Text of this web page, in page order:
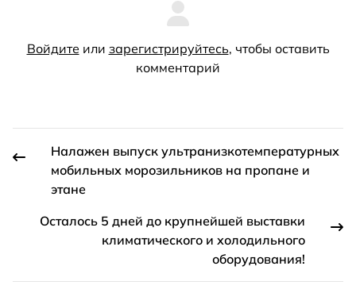
Войдите или зарегистрируйтесь, чтобы оставить
комментарий
Налажен выпуск ультранизкотемпературных
мобильных морозильников на пропане и
этане
Осталось 5 дней до крупнейшей выставки
климатического и холодильного
оборудования!